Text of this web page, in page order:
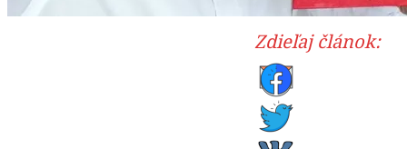
Zdieľaj článok: